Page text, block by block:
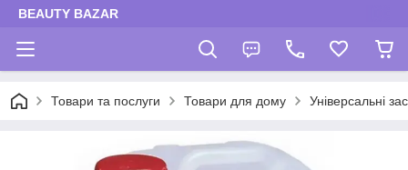
BEAUTY BAZAR
Товари та послуги Товари для дому Універсальні